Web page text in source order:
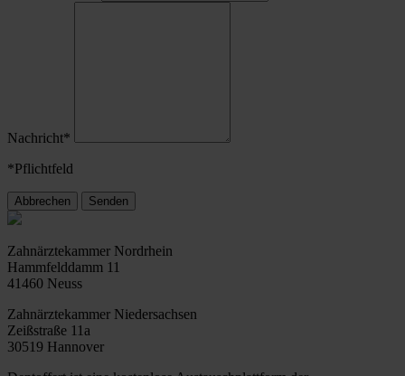
Nachricht*
*Pflichtfeld
Abbrechen Senden
Zahnärztekammer Nordrhein
Hammfelddamm 11
41460 Neuss
Zahnärztekammer Niedersachsen
Zeißstraße 11a
30519 Hannover